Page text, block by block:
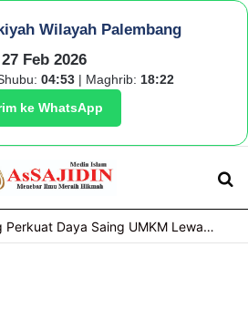
Wilayah Palembang
27 Feb 2026
04:53 | Maghrib: 18:22
ke WhatsApp
Pemkot Palembang Perkuat Daya Saing UMKM Lewat Seminar Transformasi Digital